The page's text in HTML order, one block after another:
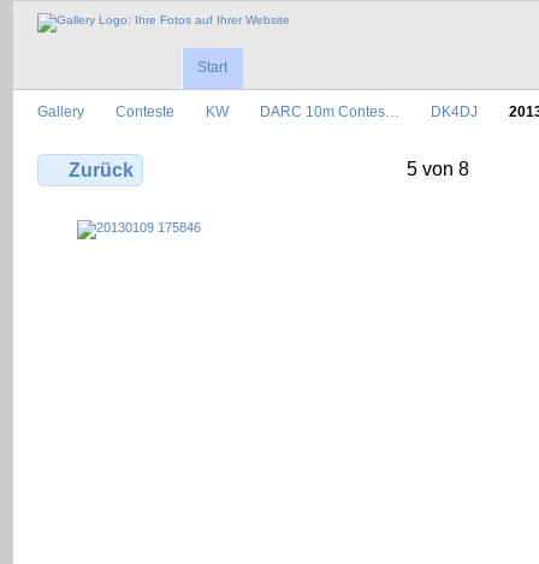
Start
Gallery Conteste KW DARC 10m Contes… DK4DJ
Zurück 5 von 8